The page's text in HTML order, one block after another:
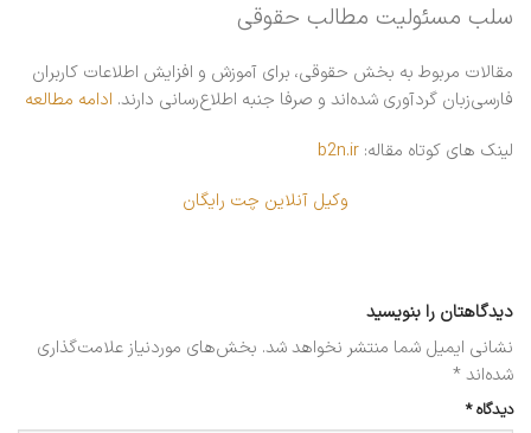
سلب مسئولیت مطالب حقوقی
مقالات مربوط به بخش حقوقی، برای آموزش و افزایش اطلاعات کاربران
فارسی‌زبان گردآوری شده‌اند و صرفا جنبه اطلاع‌رسانی دارند. ادامه مطالعه
لینک های کوتاه مقاله: b2n.ir
وکیل آنلاین چت رایگان
دیدگاهتان را بنویسید
نشانی ایمیل شما منتشر نخواهد شد. بخش‌های موردنیاز علامت‌گذاری
شده‌اند*
دیدگاه*